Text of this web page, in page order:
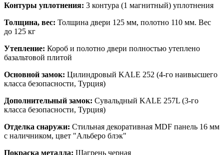
Контуры уплотнения: 3 контура (1 магнитный) уплотнения
Толщина, вес: Толщина двери 125 мм, полотно 110 мм. Вес
до 125 кг
Утепление: Короб и полотно двери полностью утеплено
базальтовой плитой
Основной замок: Цилиндровый KALE 252 (4-го наивысшего
класса безопасности, Турция)
Дополнительный замок: Сувальдный KALE 257L (3-го
класса безопасности, Турция)
Отделка снаружи: Стильная декоративная MDF панель 16 мм
с наличником, цвет "Альберо блэк"
Покраска металла: Шагрень черная